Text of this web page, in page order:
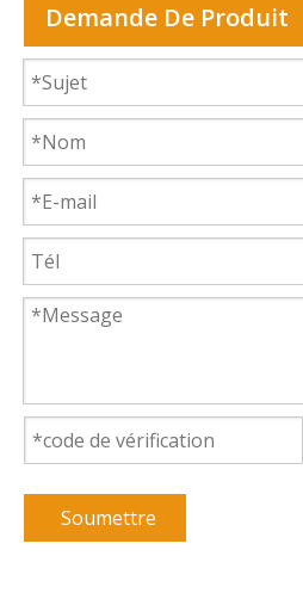
Demande De Produit
Soumettre